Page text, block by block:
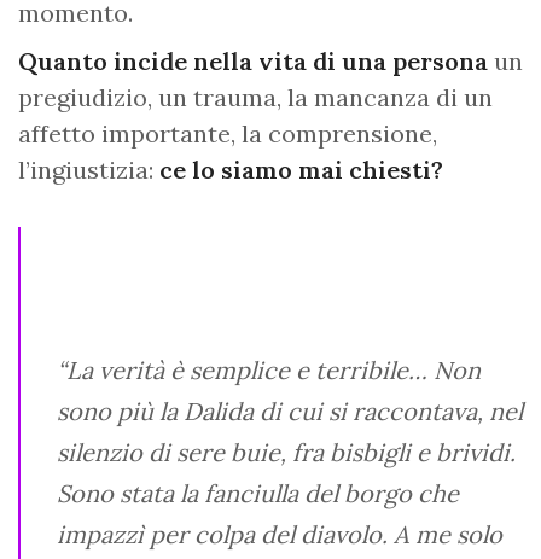
momento.
Quanto incide nella vita di una persona un
pregiudizio, un trauma, la mancanza di un
affetto importante, la comprensione,
l’ingiustizia: ce lo siamo mai chiesti?
“La verità è semplice e terribile… Non
sono più la Dalida di cui si raccontava, nel
silenzio di sere buie, fra bisbigli e brividi.
Sono stata la fanciulla del borgo che
impazzì per colpa del diavolo. A me solo